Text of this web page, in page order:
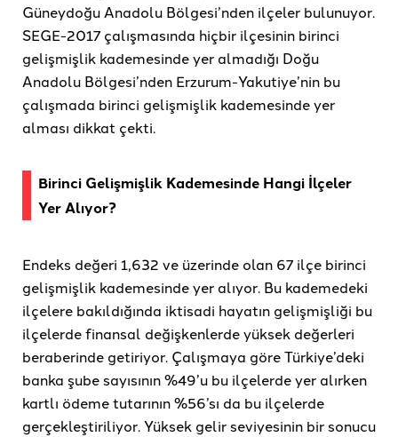
Güneydoğu Anadolu Bölgesi’nden ilçeler bulunuyor.
SEGE-2017 çalışmasında hiçbir ilçesinin birinci
gelişmişlik kademesinde yer almadığı Doğu
Anadolu Bölgesi’nden Erzurum-Yakutiye’nin bu
çalışmada birinci gelişmişlik kademesinde yer
alması dikkat çekti.
Birinci Gelişmişlik Kademesinde Hangi İlçeler
Yer Alıyor?
Endeks değeri 1,632 ve üzerinde olan 67 ilçe birinci
gelişmişlik kademesinde yer alıyor. Bu kademedeki
ilçelere bakıldığında iktisadi hayatın gelişmişliği bu
ilçelerde finansal değişkenlerde yüksek değerleri
beraberinde getiriyor. Çalışmaya göre Türkiye’deki
banka şube sayısının %49’u bu ilçelerde yer alırken
kartlı ödeme tutarının %56’sı da bu ilçelerde
gerçekleştiriliyor. Yüksek gelir seviyesinin bir sonucu